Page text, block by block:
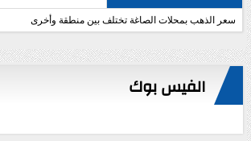
سعر الذهب بمحلات الصاغة تختلف بين منطقة وأخرى
الفيس بوك